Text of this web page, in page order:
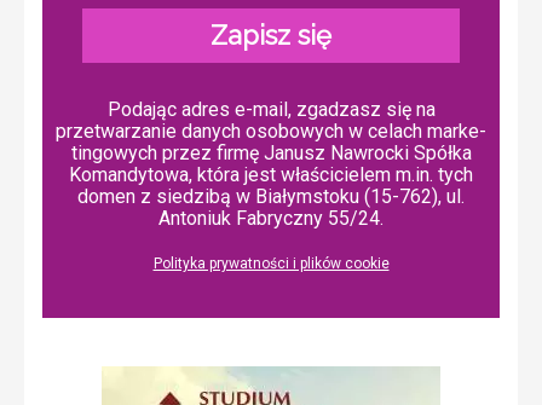
Zapisz się
Podając adres e-mail, zgadzasz się na
przetwarzanie danych osobowych w ce­lach mar­ke­
tin­go­wych przez firmę Janusz Nawrocki Spółka
Komandytowa, która jest właścicielem m.in. tych
domen z siedzibą w Białymstoku (15-762), ul.
Antoniuk Fabryczny 55/24.
Polityka prywatności i plików cookie